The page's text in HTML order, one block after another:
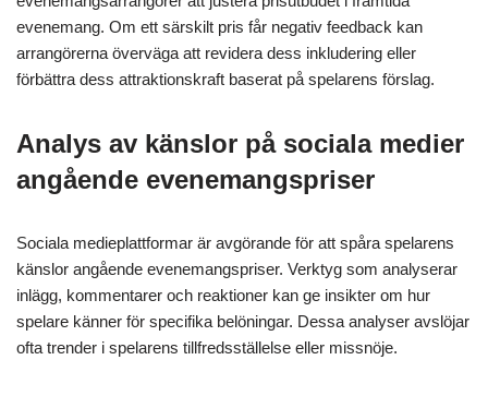
evenemang. Om ett särskilt pris får negativ feedback kan
arrangörerna överväga att revidera dess inkludering eller
förbättra dess attraktionskraft baserat på spelarens förslag.
Analys av känslor på sociala medier
angående evenemangspriser
Sociala medieplattformar är avgörande för att spåra spelarens
känslor angående evenemangspriser. Verktyg som analyserar
inlägg, kommentarer och reaktioner kan ge insikter om hur
spelare känner för specifika belöningar. Dessa analyser avslöjar
ofta trender i spelarens tillfredsställelse eller missnöje.